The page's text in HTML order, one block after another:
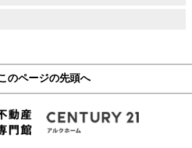
のページの先頭へ